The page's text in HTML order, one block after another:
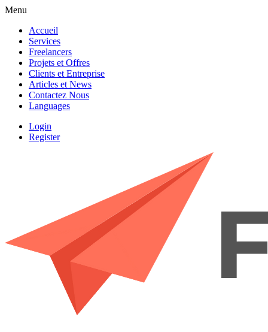
Menu
Accueil
Services
Freelancers
Projets et Offres
Clients et Entreprise
Articles et News
Contactez Nous
Languages
Login
Register